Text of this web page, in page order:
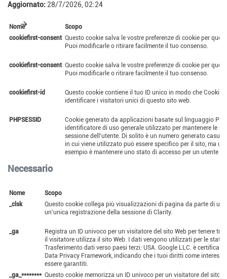
Aggiornato: 28/7/2026, 02:24
Necessario
Nome
Scopo
cookiefirst-consent Questo cookie salva le vostre preferenze di cookie per
Puoi modificarle o ritirare facilmente il tuo consenso.
cookiefirst-consent Questo cookie salva le vostre preferenze di cookie per
Puoi modificarle o ritirare facilmente il tuo consenso.
cookiefirst-id
Questo cookie contiene il tuo ID unico in modo che
identificare i visitatori unici di questo sito web.
PHPSESSID
Cookie generato da applicazioni basate sul linguaggio
identificatore di uso generale utilizzato per mantenere le
sessione dell'utente. Di solito è un numero generato
in cui viene utilizzato può essere specifico per il sito, ma un
esempio è mantenere uno stato di accesso per un utente
Nome
Scopo
_clsk
Questo cookie collega più visualizzazioni di pagina da parte di un
un'unica registrazione della sessione di Clarity.
_ga
Registra un ID univoco per un visitatore del sito Web per tenere
il visitatore utilizza il sito Web. I dati vengono utilizzati per le
Trasferimento dati verso paesi terzi: USA. Google LLC. è certificato
Data Privacy Framework, indicando che i tuoi diritti come
essere garantiti.
_ga_******** Questo cookie memorizza un ID univoco per un visitatore del sito